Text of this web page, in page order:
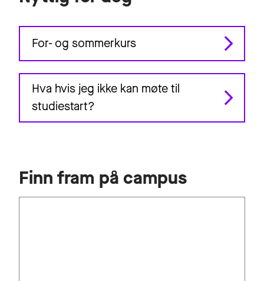
For- og sommerkurs
Hva hvis jeg ikke kan møte til
studiestart?
Finn fram på campus